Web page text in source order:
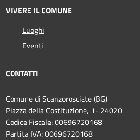
VIVERE IL COMUNE
Luoghi
Eventi
CONTATTI
Comune di Scanzorosciate (BG)
Piazza della Costituzione, 1- 24020
Codice Fiscale: 00696720168
Partita IVA: 00696720168